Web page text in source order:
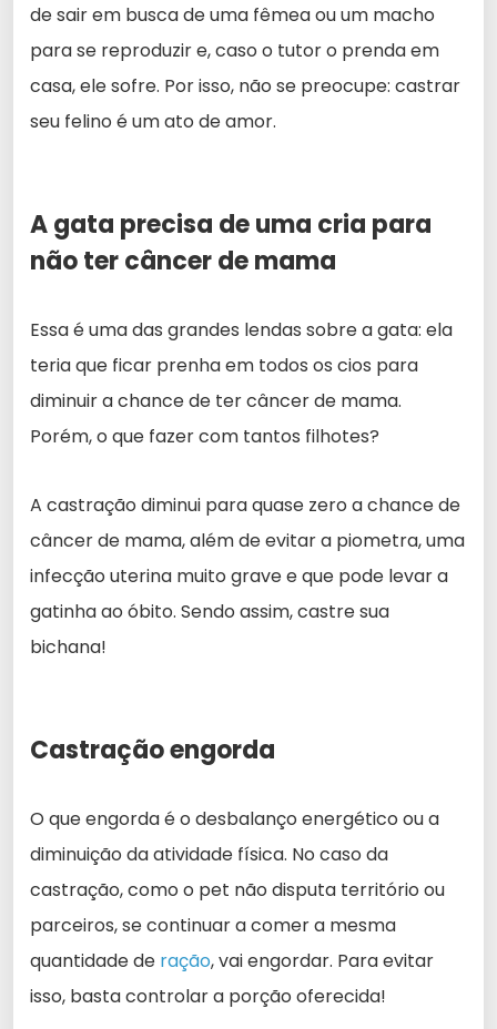
de sair em busca de uma fêmea ou um macho
para se reproduzir e, caso o tutor o prenda em
casa, ele sofre. Por isso, não se preocupe: castrar
seu felino é um ato de amor.
A gata precisa de uma cria para
não ter câncer de mama
Essa é uma das grandes lendas sobre a gata: ela
teria que ficar prenha em todos os cios para
diminuir a chance de ter câncer de mama.
Porém, o que fazer com tantos filhotes?
A castração diminui para quase zero a chance de
câncer de mama, além de evitar a piometra, uma
infecção uterina muito grave e que pode levar a
gatinha ao óbito. Sendo assim, castre sua
bichana!
Castração engorda
O que engorda é o desbalanço energético ou a
diminuição da atividade física. No caso da
castração, como o pet não disputa território ou
parceiros, se continuar a comer a mesma
quantidade de ração, vai engordar. Para evitar
isso, basta controlar a porção oferecida!